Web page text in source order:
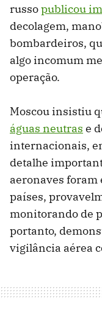
russopublicou
decolagem,
bombardeiros,
algo incomum
operação.
Moscou insistiu
águas neutras e
internacionais,
detalhe
aeronaves foram
países,
monitorando de
portanto,
vigilância aérea